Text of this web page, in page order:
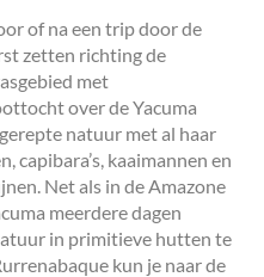
of na een trip door de
zetten richting de
met
over de Yacuma
natuur met al haar
capibara’s, kaaimannen en
Net als in de Amazone
meerdere dagen
in primitieve hutten te
kun je naar de